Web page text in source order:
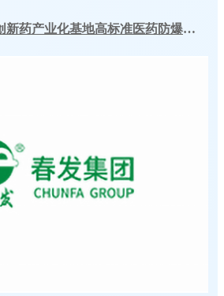
贝达药业（嵊州）创新药产业化基地高标准医药防爆冷库建造工程案例